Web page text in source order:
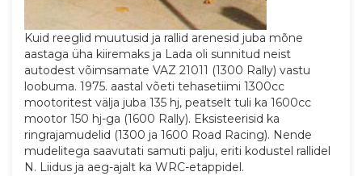
Kuid reeglid muutusid ja rallid arenesid juba mõne
aastaga üha kiiremaks ja Lada oli sunnitud neist
autodest võimsamate VAZ 21011 (1300 Rally) vastu
loobuma. 1975. aastal võeti tehasetiimi 1300cc
mootoritest välja juba 135 hj, peatselt tuli ka 1600cc
mootor 150 hj-ga (1600 Rally). Eksisteerisid ka
ringrajamudelid (1300 ja 1600 Road Racing). Nende
mudelitega saavutati samuti palju, eriti kodustel rallidel
N. Liidus ja aeg-ajalt ka WRC-etappidel.